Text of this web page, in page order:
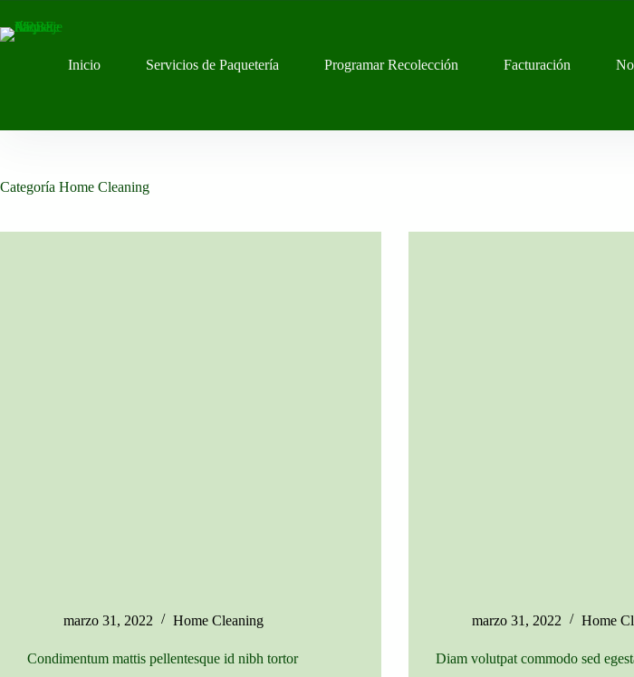
contenido
Inicio
Servicios de Paquetería Programar Recolección Facturación
Categoría Home Cleaning
marzo 31, 2022 Home Cleaning
Condimentum mattis pellentesque id nibh tortor
marzo 31, 2022 Home
Diam volutpat commodo sed